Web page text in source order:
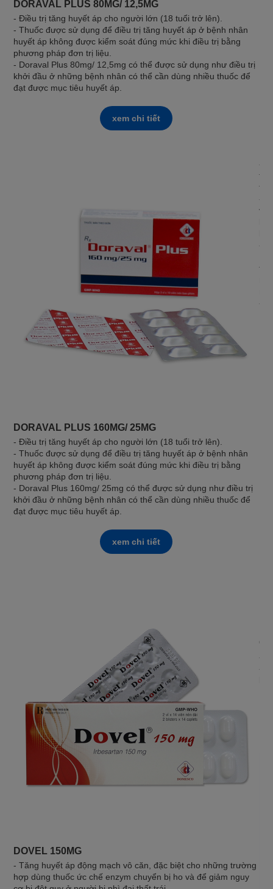
DORAVAL PLUS 80MG/ 12,5MG
- Điều trị tăng huyết áp cho người lớn (18 tuổi trở lên).
- Thuốc được sử dụng để điều trị tăng huyết áp ở bệnh nhân
huyết áp không được kiểm soát đúng mức khi điều trị bằng
phương pháp đơn trị liệu.
- Doraval Plus 80mg/ 12,5mg có thể được sử dụng như điều trị
khởi đầu ở những bệnh nhân có thể cần dùng nhiều thuốc để
đạt được mục tiêu huyết áp.
xem chi tiết
DORAVAL PLUS 160MG/ 25MG
- Điều trị tăng huyết áp cho người lớn (18 tuổi trở lên).
- Thuốc được sử dụng để điều trị tăng huyết áp ở bệnh nhân
huyết áp không được kiểm soát đúng mức khi điều trị bằng
phương pháp đơn trị liệu.
- Doraval Plus 160mg/ 25mg có thể được sử dụng như điều trị
khởi đầu ở những bệnh nhân có thể cần dùng nhiều thuốc để
đạt được mục tiêu huyết áp.
xem chi tiết
DOVEL 150MG
- Tăng huyết áp động mạch vô căn, đặc biệt cho những trường
hợp dùng thuốc ức chế enzym chuyển bị ho và để giảm nguy
-
-
và
-
-
-
-